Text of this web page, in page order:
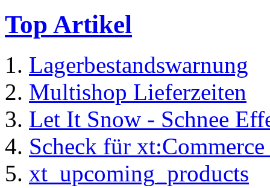
Top Artikel
Lagerbestandswarnung
Multishop Lieferzeiten
Let It Snow - Schnee
Scheck für
xt_upcoming_products